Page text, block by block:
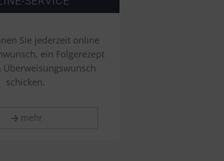
Sie jederzeit online
ein Folgerezept
schicken.
mehr